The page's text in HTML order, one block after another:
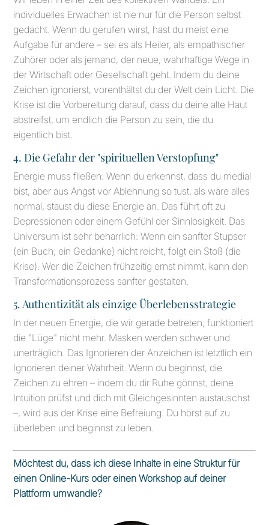
individuelles Erwachen ist nie nur für die Person selbst
gedacht. Wenn du gerufen wirst, hast du meist eine
Aufgabe für andere – sei es als Heiler, als empathischer
Zuhörer oder als jemand, der neue, wahrhaftige Wege in
der Wirtschaft oder Gesellschaft geht. Indem du deine
Zeichen ignorierst, vorenthältst du der Welt dein Licht. Die
Krise ist die Vorbereitung darauf, dass du deine alte Haut
abstreifst, um endlich die Person zu sein, die du
eigentlich bist.
4. Die Gefahr der "spirituellen Verstopfung"
Energie muss fließen. Wenn du erkennst, dass du medial
bist, aber aus Angst vor Ablehnung so tust, als wäre alles
normal, staust du diese Energie an. Das führt oft zu
Depressionen oder einem Gefühl der Sinnlosigkeit. Das
Universum ist sehr beharrlich: Wenn ein sanfter Stupser
(ein Buch, ein Gedanke) nicht reicht, folgt ein Stoß (die
Krise). Wer die Zeichen frühzeitig ernst nimmt, kann den
Transformationsprozess sanfter gestalten.
5. Authentizität als einzige Überlebensstrategie
In der neuen Energie, die wir gerade betreten, funktioniert
die "Lüge" nicht mehr. Masken werden schwer und
unerträglich. Das Ignorieren der Anzeichen ist letztlich ein
Ignorieren deiner Wahrheit. Wenn du beginnst, die
Zeichen zu ehren – indem du dir Ruhe gönnst, deine
Intuition prüfst und dich mit Gleichgesinnten austauschst
–, wird aus der Krise eine Befreiung. Du hörst auf zu
überleben und beginnst zu leben.
Möchtest du, dass ich diese Inhalte in eine Struktur für
einen Online-Kurs oder einen Workshop auf deiner
Plattform umwandle?